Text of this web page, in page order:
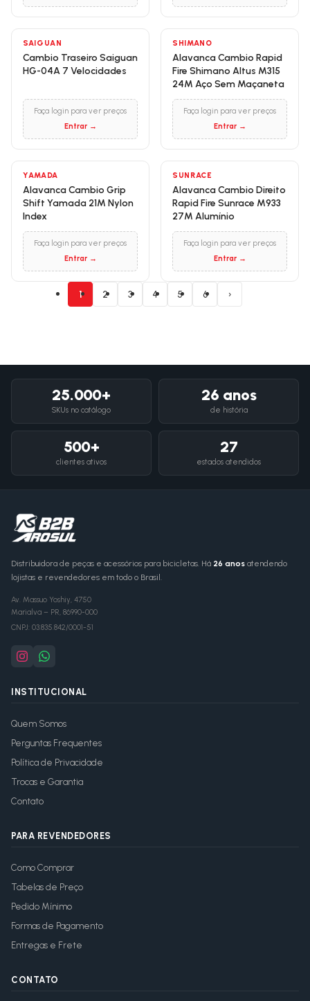
SAIGUAN
Cambio Traseiro Saiguan
HG-04A 7 Velocidades
Faça login para ver preços
Entrar →
SHIMANO
Alavanca Cambio Rapid
Fire Shimano Altus M315
24M Aço Sem Maçaneta
Faça login para ver preços
Entrar →
YAMADA
Alavanca Cambio Grip
Shift Yamada 21M Nylon
Index
Faça login para ver preços
Entrar →
SUNRACE
Alavanca Cambio Direito
Rapid Fire Sunrace M933
27M Alumínio
Faça login para ver preços
Entrar →
1 2 3 4 5 6 ›
25.000+
SKUs no catálogo
26 anos
de história
500+
clientes ativos
27
estados atendidos
Distribuidora de peças e acessórios para bicicletas. Há 26 anos atendendo
lojistas e revendedores em todo o Brasil.
Av. Massuo Yoshiy, 4750
Marialva – PR, 86990-000
CNPJ: 03.835.842/0001-51
INSTITUCIONAL
Quem Somos
Perguntas Frequentes
Política de Privacidade
Trocas e Garantia
Contato
PARA REVENDEDORES
Como Comprar
Tabelas de Preço
Pedido Mínimo
Formas de Pagamento
Entregas e Frete
CONTATO